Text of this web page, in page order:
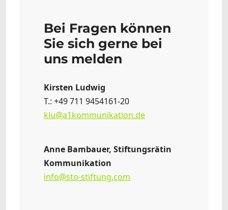
Bei Fragen können
Sie sich gerne bei
uns melden
Kirsten Ludwig
T.: +49 711 9454161-20
klu@a1kommunikation.de
Anne Bambauer, Stiftungsrätin
Kommunikation
info@sto-stiftung.com